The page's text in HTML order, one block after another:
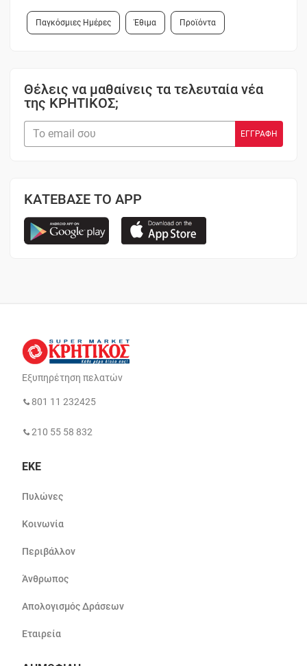
Παγκόσμιες Ημέρες Έθιμα Προϊόντα
Θέλεις να μαθαίνεις τα τελευταία νέα
της ΚΡΗΤΙΚΟΣ;
ΚΑΤΕΒΑΣΕ ΤΟ APP
Εξυπηρέτηση πελατών
801 11 232425
210 55 58 832
ΕΚΕ
Πυλώνες
Κοινωνία
Περιβάλλον
Άνθρωπος
Απολογισμός Δράσεων
Εταιρεία